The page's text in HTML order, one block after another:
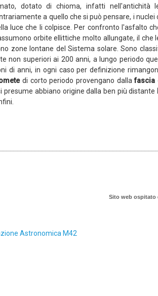
dotato di chioma, infatti nell'antichità
a quello che si può pensare, i
luce che li colpisce. Per confronto l'asfalto
orbite ellittiche molto allungate, il che
zone lontane del Sistema solare. Sono
non superiori ai 200 anni, a lungo periodo
di anni, in ogni caso per definizione
di corto periodo provengano dallafascia
presume abbiano origine dalla ben più distante
Sito web ospitato
Astronomica M42